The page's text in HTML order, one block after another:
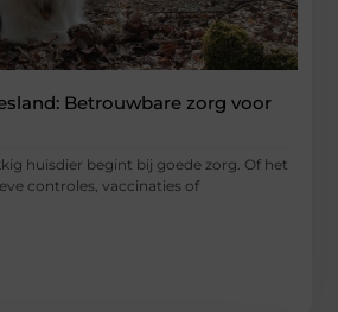
Betrouwbare zorg voor
huisdier begint bij goede zorg. Of het
controles, vaccinaties of